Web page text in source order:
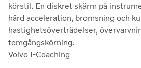
körstil. En diskret skärm på
hård acceleration, bromsning och
hastighetsöverträdelser,
tomgångskörning.
Volvo I-Coaching